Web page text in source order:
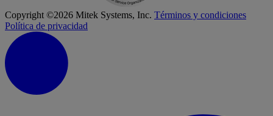
Copyright ©2026 Mitek Systems, Inc. Términos y condiciones
Política de privacidad